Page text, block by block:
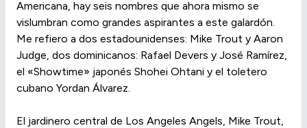
Americana, hay seis nombres que ahora mismo se
vislumbran como grandes aspirantes a este galardón.
Me refiero a dos estadounidenses: Mike Trout y Aaron
Judge, dos dominicanos: Rafael Devers y José Ramírez,
el «Showtime» japonés Shohei Ohtani y el toletero
cubano Yordan Álvarez.
El jardinero central de Los Angeles Angels, Mike Trout,